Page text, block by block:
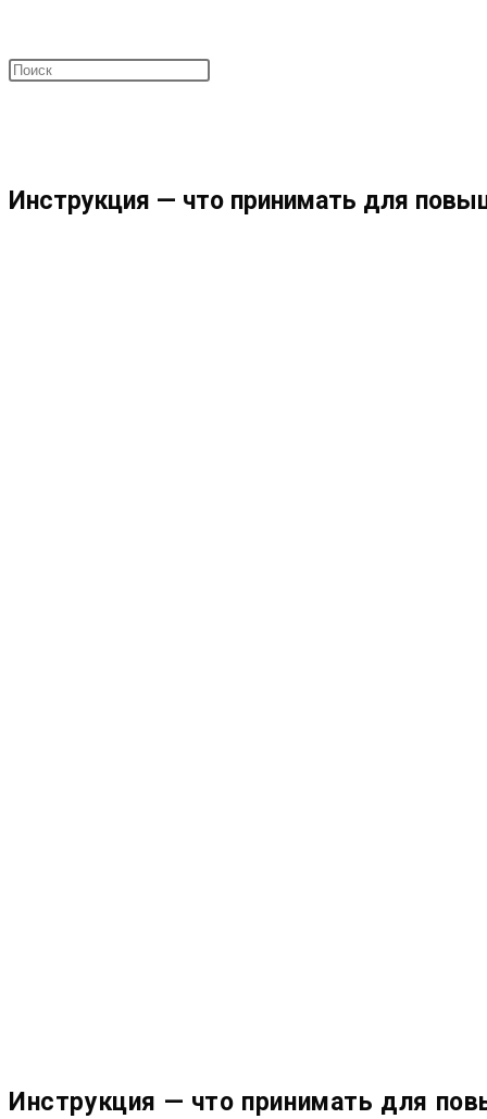
ПОИСК
Инструкция — что принимать для
Инструкция — что принимать для